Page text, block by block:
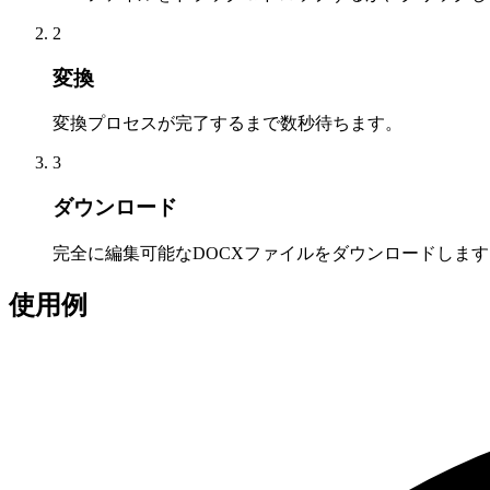
2
変換
変換プロセスが完了するまで数秒待ちます。
3
ダウンロード
完全に編集可能なDOCXファイルをダウンロードしま
使用例